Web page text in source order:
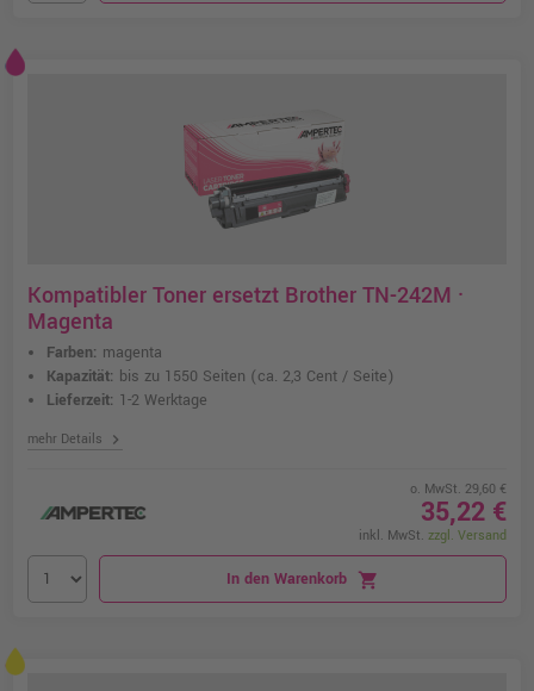
Kompatibler Toner ersetzt Brother TN-242M ·
Magenta
Farben: magenta
Kapazität: bis zu 1550 Seiten (ca. 2,3 Cent / Seite)
Lieferzeit: 1-2 Werktage
mehr Details chevron_right
o. MwSt. 29,60 €
35,22 €
inkl. MwSt. zzgl. Versand
In den Warenkorb shopping_cart